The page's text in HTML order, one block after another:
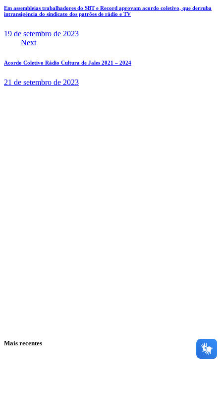
Em assembleias trabalhadores do SBT e Record aprovam acordo coletivo, que derruba
intransigência do sindicato dos patrões de rádio e TV
19 de setembro de 2023
Next
Acordo Coletivo Rádio Cultura de Jales 2021 – 2024
21 de setembro de 2023
Mais recentes